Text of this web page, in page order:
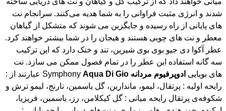
های بویایی ادوپرفیوم مردانه Aqua Di Gio عبارتند از :
رایحه اولیه : پرتقال، لیمو، ماندارین، گل یاسمین، نارنج، لیمو ترش و
شکوفه‌ی پرتقال رایحه میانی : گل کیکلامن، رز، یاسمین، فریزیا،
ارکیده، جوز هندی، هلو، رزماری و نت‌های دریایی رایحه پایانی :
عنبر، گیاه پاتچولی، خزه‌ی اوک موس، چوب سدر و مشک ویژگی
های کلی: حاوی 20% اسانس خالص از معتبرترین لابراتوآرهای
فرانسه محصول کشور ترکیه تحت لیسانس فرانسه رایحه عطر
پرطرفدار آکوا دی جیو از برند ایتالیایی جورجیو آرمانی (Giorgio